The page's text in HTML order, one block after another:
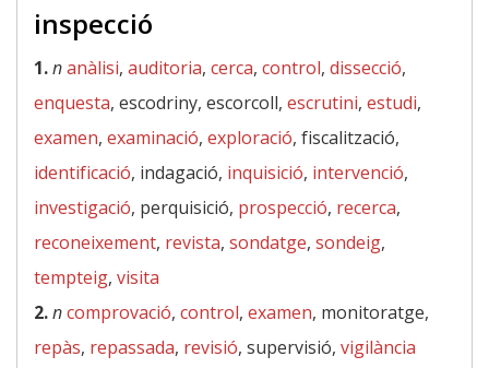
inspecció
1.nanàlisi, auditoria, cerca, control, dissecció,
enquesta, escodriny, escorcoll, escrutini, estudi,
examen, examinació, exploració, fiscalització,
identificació, indagació, inquisició, intervenció,
investigació, perquisició, prospecció, recerca,
reconeixement, revista, sondatge, sondeig,
tempteig, visita
2.ncomprovació, control, examen, monitoratge,
repàs, repassada, revisió, supervisió, vigilància